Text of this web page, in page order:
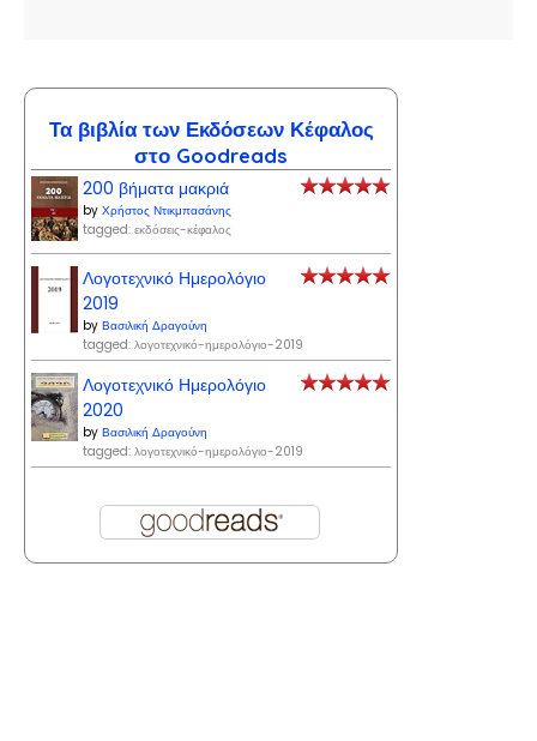
Τα βιβλία των Εκδόσεων Κέφαλος
στο Goodreads
200 βήματα μακριά
by Χρήστος Ντικμπασάνης
tagged: εκδόσεις-κέφαλος
Λογοτεχνικό Ημερολόγιο
2019
by Βασιλική Δραγούνη
tagged: λογοτεχνικό-ημερολόγιο-2019
Λογοτεχνικό Ημερολόγιο
2020
by Βασιλική Δραγούνη
tagged: λογοτεχνικό-ημερολόγιο-2019